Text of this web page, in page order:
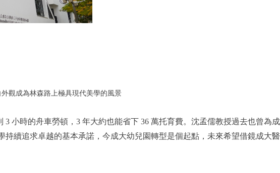
觀成為林森路上極具現代美學的風景
小時的舟車勞頓，3 年大約也能省下 36 萬托育費。沈孟儒教授過去也曾為成
續追求卓越的基本承諾，今成大幼兒園轉型是個起點，未來希望借鏡成大醫